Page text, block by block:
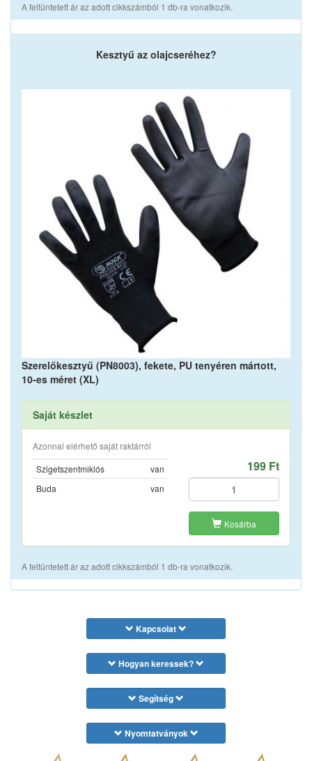
A feltüntetett ár az adott cikkszámból 1 db-ra vonatkozik.
Kesztyű az olajcseréhez?
Szerelőkesztyű (PN8003), fekete, PU tenyéren mártott,
10-es méret (XL)
Saját készlet
Azonnal elérhető saját raktárról
Szigetszentmiklós
van
Buda
van
199 Ft
Kosárba
A feltüntetett ár az adott cikkszámból 1 db-ra vonatkozik.
Kapcsolat
Hogyan keressek?
Segítség
Nyomtatványok